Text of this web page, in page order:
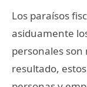
Los paraísos
asiduamente
personales son
resultado,